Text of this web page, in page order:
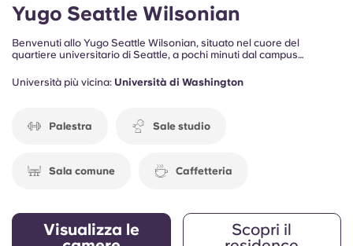
Yugo Seattle Wilsonian
Benvenuti allo Yugo Seattle Wilsonian, situato nel cuore del
quartiere universitario di Seattle, a pochi minuti dal campus
luoghi di intrattenimento e mezzi di trasporto, il complesso
residenziale offre uno stile di vita comodo e ben collegato, pensato
Università più vicina: Università di Washington
Palestra Sale studio
Sala comune Caffetteria
Visualizza le
Scopri il